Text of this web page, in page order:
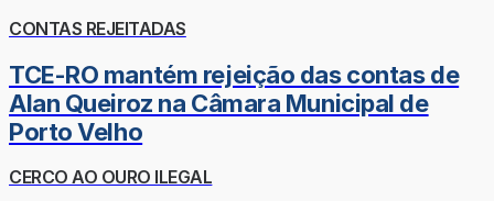
CONTAS REJEITADAS
TCE-RO mantém rejeição das contas de
Alan Queiroz na Câmara Municipal de
Porto Velho
CERCO AO OURO ILEGAL